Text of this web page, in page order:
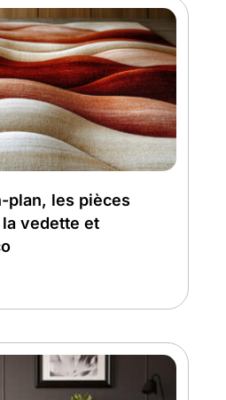
plan, les pièces
vedette et